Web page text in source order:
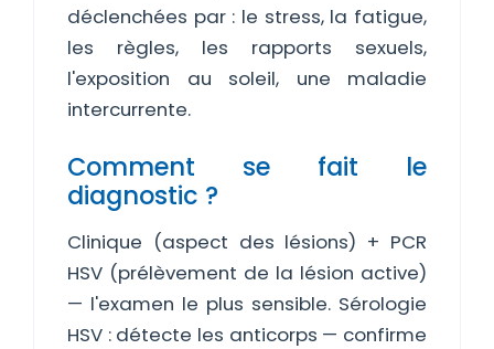
déclenchées par : le stress, la fatigue,
les règles, les rapports sexuels,
l'exposition au soleil, une maladie
intercurrente.
Comment se fait le
diagnostic ?
Clinique (aspect des lésions) + PCR
HSV (prélèvement de la lésion active)
— l'examen le plus sensible. Sérologie
HSV : détecte les anticorps — confirme